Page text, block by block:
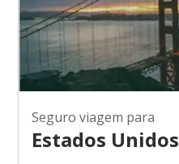
Seguro viagem para
Estados Unidos